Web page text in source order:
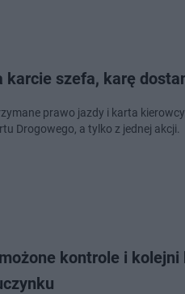
karcie szefa, karę
prawo jazdy i karta
Drogowego, a tylko z jednej akcji.
kontrole i